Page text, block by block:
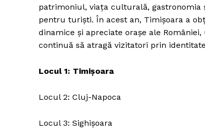
patrimoniul, viața culturală,
pentru turiști. În acest an, Timișoara a
dinamice și apreciate orașe ale
continuă să atragă vizitatori prin
Locul 1: Timișoara
Locul 2: Cluj-Napoca
Locul 3: Sighișoara